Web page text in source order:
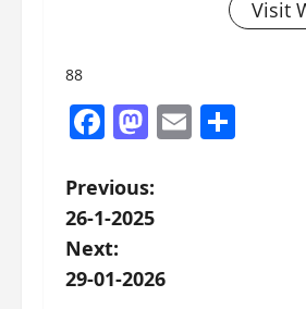
Visit
88
Facebook
Mastodon
Email
P
o
s
Previous:
26-1-2025
Next:
29-01-2026